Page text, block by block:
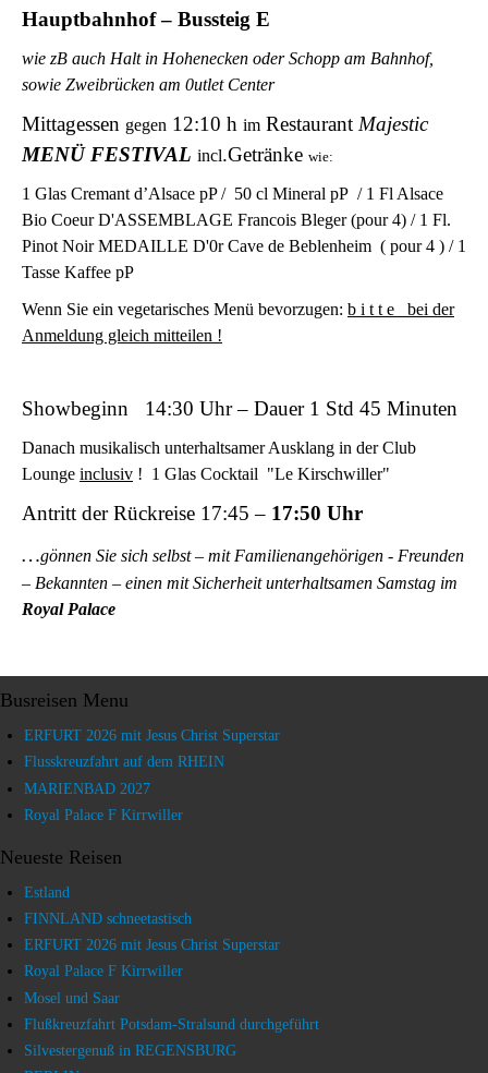
Hauptbahnhof – Bussteig E
wie zB auch Halt in Hohenecken oder Schopp am Bahnhof,
sowie Zweibrücken am 0utlet Center
Mittagessen gegen 12:10 h im Restaurant Majestic
MENÜ FESTIVAL incl.Getränke wie:
1 Glas Cremant d’Alsace pP / 50 cl Mineral pP / 1 Fl Alsace
Bio Coeur D'ASSEMBLAGE Francois Bleger (pour 4) / 1 Fl.
Pinot Noir MEDAILLE D'0r Cave de Beblenheim ( pour 4 ) / 1
Tasse Kaffee pP
Wenn Sie ein vegetarisches Menü bevorzugen: b i t t e bei der
Anmeldung gleich mitteilen !
Showbeginn 14:30 Uhr – Dauer 1 Std 45 Minuten
Danach musikalisch unterhaltsamer Ausklang in der Club
Lounge inclusiv ! 1 Glas Cocktail "Le Kirschwiller"
Antritt der Rückreise 17:45 – 17:50 Uhr
…gönnen Sie sich selbst – mit Familienangehörigen - Freunden
– Bekannten – einen mit Sicherheit unterhaltsamen Samstag im
Royal Palace
Busreisen Menu
ERFURT 2026 mit Jesus Christ Superstar
Flusskreuzfahrt auf dem RHEIN
MARIENBAD 2027
Royal Palace F Kirrwiller
Neueste Reisen
Estland
FINNLAND schneetastisch
ERFURT 2026 mit Jesus Christ Superstar
Royal Palace F Kirrwiller
Mosel und Saar
Flußkreuzfahrt Potsdam-Stralsund durchgeführt
Silvestergenuß in REGENSBURG